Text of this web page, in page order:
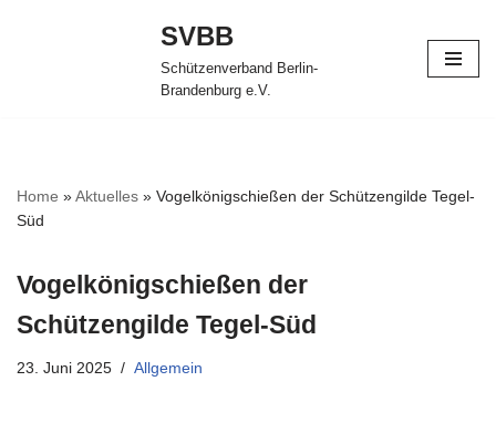
SVBB
Schützenverband Berlin-
Brandenburg e.V.
Home »Aktuelles » Vogelkönigschießen der Schützengilde Tegel-
Süd
Vogelkönigschießen der
Schützengilde Tegel-Süd
23. Juni 2025 Allgemein